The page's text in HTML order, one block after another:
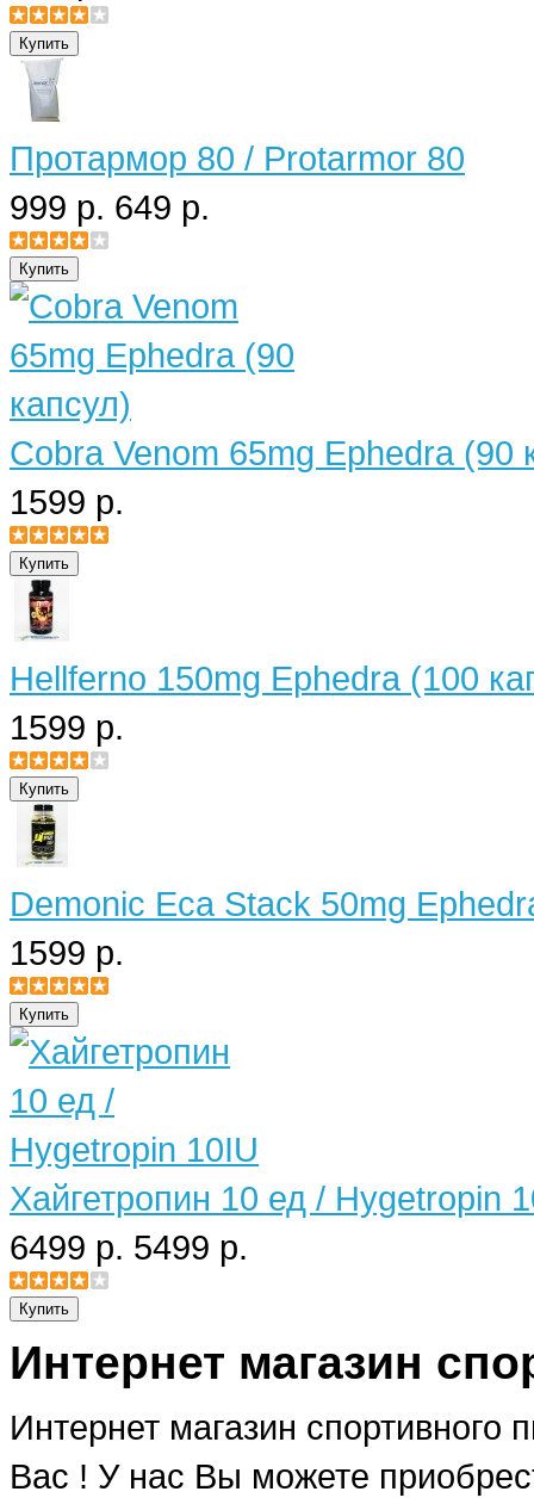
Протармор 80 / Protarmor 80
999 р. 649 р.
Cobra Venom 65mg Ephedra (90
1599 р.
Hellferno 150mg Ephedra (100
1599 р.
Demonic Eca Stack 50mg
1599 р.
Хайгетропин 10 ед / Hygetropin
6499 р. 5499 р.
Интернет магазин
Интернет магазин спортивного
Вас ! У нас Вы можете